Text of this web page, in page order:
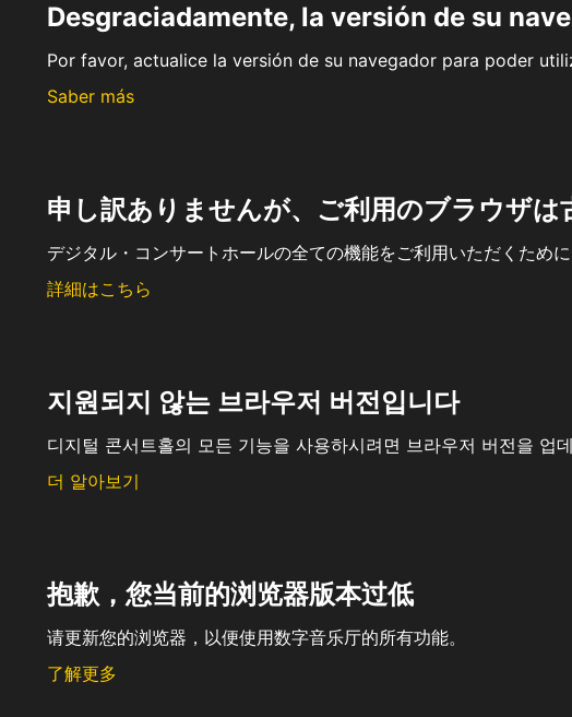
Desgraciadamente, la versión de su
Por favor, actualice la versión de su navegador para poder
Saber más
申し訳ありませんが、ご利用のブラウザは
デジタル・コンサートホールの全ての機能をご利用いただくため
詳細はこちら
지원되지 않는 브라우저 버전입니다
디지털 콘서트홀의 모든 기능을 사용하시려면 브라우저 버전을 업
더 알아보기
抱歉，您当前的浏览器版本过低
请更新您的浏览器，以便使用数字音乐厅的所有功能。
了解更多